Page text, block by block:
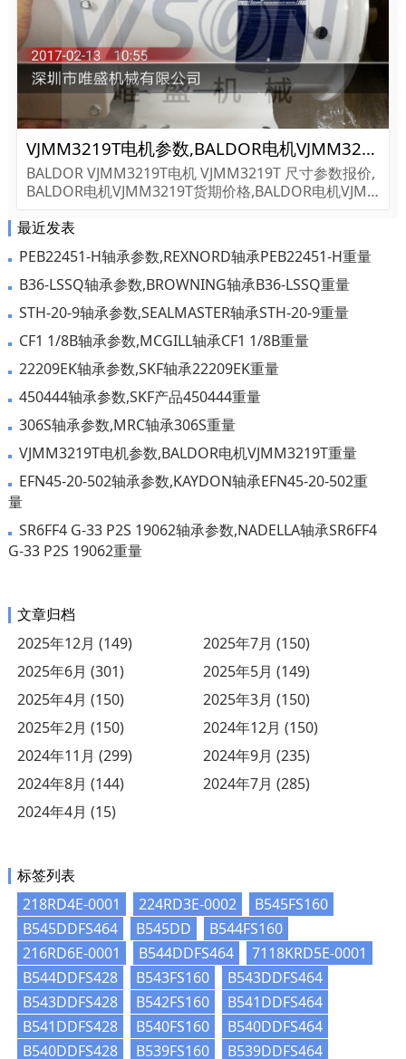
VJMM3219T电机参数,BALDOR电机VJMM3219T重量
BALDOR VJMM3219T电机 VJMM3219T 尺寸参数报价,
BALDOR电机VJMM3219T货期价格,BALDOR电机VJM
最近发表
PEB22451-H轴承参数,REXNORD轴承PEB22451-H重量
B36-LSSQ轴承参数,BROWNING轴承B36-LSSQ重量
STH-20-9轴承参数,SEALMASTER轴承STH-20-9重量
CF1 1/8B轴承参数,MCGILL轴承CF1 1/8B重量
22209EK轴承参数,SKF轴承22209EK重量
450444轴承参数,SKF产品450444重量
306S轴承参数,MRC轴承306S重量
VJMM3219T电机参数,BALDOR电机VJMM3219T重量
EFN45-20-502轴承参数,KAYDON轴承EFN45-20-502重
量
SR6FF4 G-33 P2S 19062轴承参数,NADELLA轴承SR6FF4
G-33 P2S 19062重量
文章归档
2025年12月 (149)
2025年7月 (150)
2025年6月 (301)
2025年5月 (149)
2025年4月 (150)
2025年3月 (150)
2025年2月 (150)
2024年12月 (150)
2024年11月 (299)
2024年9月 (235)
2024年8月 (144)
2024年7月 (285)
2024年4月 (15)
标签列表
218RD4E-0001
224RD3E-0002
B545FS160
B545DDFS464
B545DD
B544FS160
216RD6E-0001
B544DDFS464
7118KRD5E-0001
B544DDFS428
B543FS160
B543DDFS464
B543DDFS428
B542FS160
B541DDFS464
B541DDFS428
B540FS160
B540DDFS464
B540DDFS428
B539FS160 B539DDFS464